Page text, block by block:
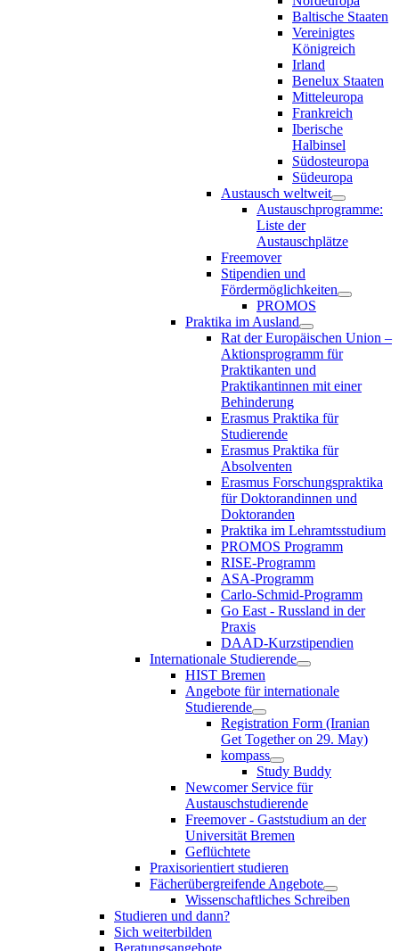
Baltische Staaten
Vereinigtes
Königreich
Irland
Benelux Staaten
Mitteleuropa
Frankreich
Iberische
Halbinsel
Südosteuropa
Südeuropa
Austausch weltweit
Austauschprogramme:
Liste der
Austauschplätze
Freemover
Stipendien und
Fördermöglichkeiten
PROMOS
Praktika im Ausland
Rat der Europäischen Union –
Aktionsprogramm für
Praktikanten und
Praktikantinnen mit einer
Behinderung
Erasmus Praktika für
Studierende
Erasmus Praktika für
Absolventen
Erasmus Forschungspraktika
für Doktorandinnen und
Doktoranden
Praktika im Lehramtsstudium
PROMOS Programm
RISE-Programm
ASA-Programm
Carlo-Schmid-Programm
Go East - Russland in der
Praxis
DAAD-Kurzstipendien
Internationale Studierende
HIST Bremen
Angebote für internationale
Studierende
Registration Form (Iranian
Get Together on 29. May)
kompass
Study Buddy
Newcomer Service für
Austauschstudierende
Freemover - Gaststudium an der
Universität Bremen
Geflüchtete
Praxisorientiert studieren
Fächerübergreifende Angebote
Wissenschaftliches Schreiben
Studieren und dann?
Sich weiterbilden
Beratungsangebote